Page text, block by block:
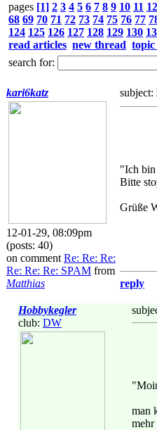
pages [1] 2 3 4 5 6 7 8 9 10 11 12
68 69 70 71 72 73 74 75 76 77
124 125 126 127 128 129 130
read articles new thread topic
search for:
kari6katz
12-01-29, 08:09pm
(posts: 40)
on comment Re: Re: Re:
Re: Re: Re: SPAM from
Matthias
subject:
"Ich bin
Bitte
Grüße
reply
Hobbykegler
club: DW
man
mehr